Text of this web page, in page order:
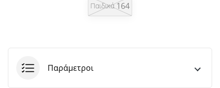
άρθρων
Παιδικά 164
Παράμετροι